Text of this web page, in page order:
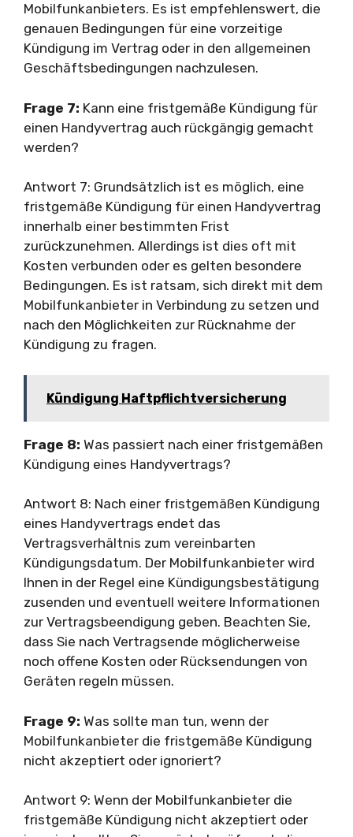
Mobilfunkanbieters. Es ist empfehlenswert, die
genauen Bedingungen für eine vorzeitige
Kündigung im Vertrag oder in den allgemeinen
Geschäftsbedingungen nachzulesen.
Frage 7: Kann eine fristgemäße Kündigung für
einen Handyvertrag auch rückgängig gemacht
werden?
Antwort 7: Grundsätzlich ist es möglich, eine
fristgemäße Kündigung für einen Handyvertrag
innerhalb einer bestimmten Frist
zurückzunehmen. Allerdings ist dies oft mit
Kosten verbunden oder es gelten besondere
Bedingungen. Es ist ratsam, sich direkt mit dem
Mobilfunkanbieter in Verbindung zu setzen und
nach den Möglichkeiten zur Rücknahme der
Kündigung zu fragen.
Kündigung Haftpflichtversicherung
Frage 8: Was passiert nach einer fristgemäßen
Kündigung eines Handyvertrags?
Antwort 8: Nach einer fristgemäßen Kündigung
eines Handyvertrags endet das
Vertragsverhältnis zum vereinbarten
Kündigungsdatum. Der Mobilfunkanbieter wird
Ihnen in der Regel eine Kündigungsbestätigung
zusenden und eventuell weitere Informationen
zur Vertragsbeendigung geben. Beachten Sie,
dass Sie nach Vertragsende möglicherweise
noch offene Kosten oder Rücksendungen von
Geräten regeln müssen.
Frage 9: Was sollte man tun, wenn der
Mobilfunkanbieter die fristgemäße Kündigung
nicht akzeptiert oder ignoriert?
Antwort 9: Wenn der Mobilfunkanbieter die
fristgemäße Kündigung nicht akzeptiert oder